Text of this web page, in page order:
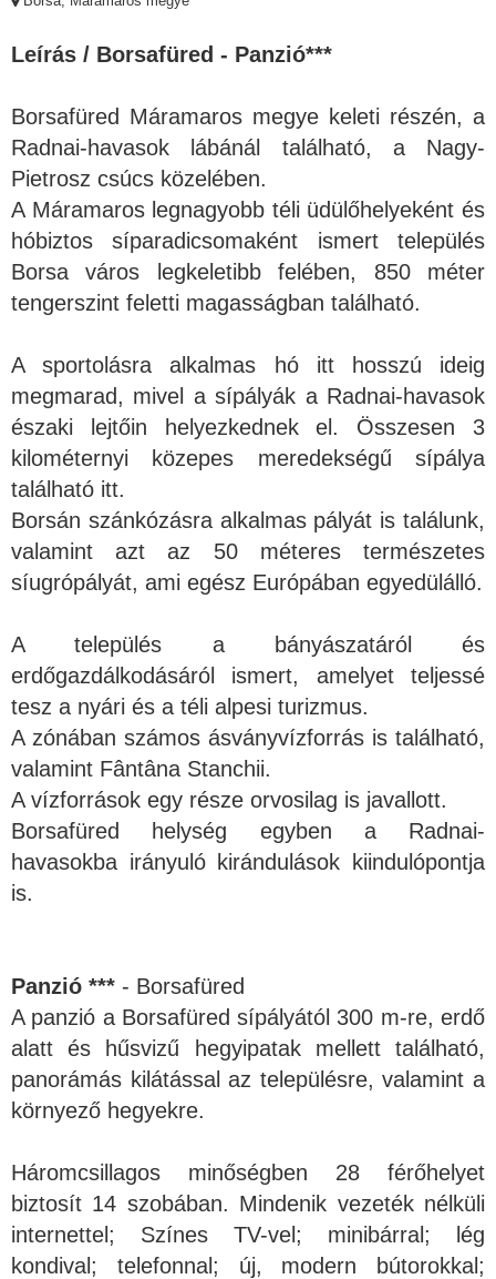
Leírás / Borsafüred - Panzió***
Borsafüred Máramaros megye keleti részén, a
Radnai-havasok lábánál található, a Nagy-
Pietrosz csúcs közelében.
A Máramaros legnagyobb téli üdülőhelyeként és
hóbiztos síparadicsomaként ismert település
Borsa város legkeletibb felében, 850 méter
tengerszint feletti magasságban található.
A sportolásra alkalmas hó itt hosszú ideig
megmarad, mivel a sípályák a Radnai-havasok
északi lejtőin helyezkednek el. Összesen 3
kilométernyi közepes meredekségű sípálya
található itt.
Borsán szánkózásra alkalmas pályát is találunk,
valamint azt az 50 méteres természetes
síugrópályát, ami egész Európában egyedülálló.
A település a bányászatáról és
erdőgazdálkodásáról ismert, amelyet teljessé
tesz a nyári és a téli alpesi turizmus.
A zónában számos ásványvízforrás is található,
valamint Fântâna Stanchii.
A vízforrások egy része orvosilag is javallott.
Borsafüred helység egyben a Radnai-
havasokba irányuló kirándulások kiindulópontja
is.
Panzió *** - Borsafüred
A panzió a Borsafüred sípályától 300 m-re, erdő
alatt és hűsvizű hegyipatak mellett található,
panorámás kilátással az településre, valamint a
környező hegyekre.
Háromcsillagos minőségben 28 férőhelyet
biztosít 14 szobában. Mindenik vezeték nélküli
internettel; Színes TV-vel; minibárral; lég
kondival; telefonnal; új, modern bútorokkal;